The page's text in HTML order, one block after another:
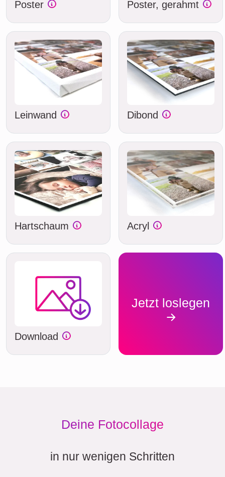
Poster Poster, gerahmt
Leinwand Dibond
Hartschaum Acryl
Download
Jetzt loslegen
Deine Fotocollage
in nur wenigen Schritten